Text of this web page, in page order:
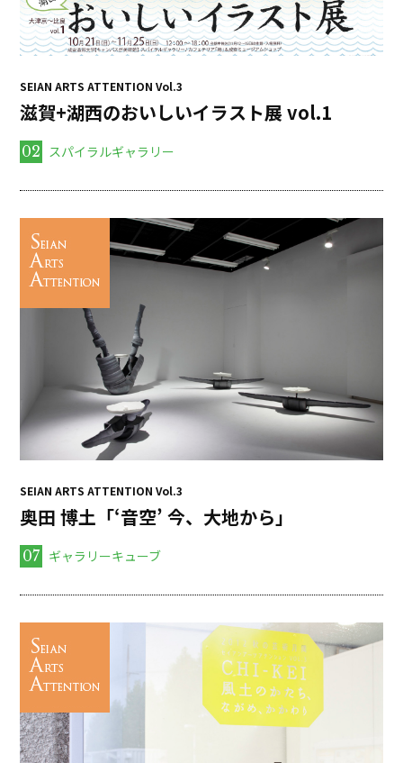
SEIAN ARTS ATTENTION Vol.3
滋賀+湖西のおいしいイラスト展 vol.1
02 スパイラルギャラリー
SEIAN ARTS ATTENTION Vol.3
奥田 博土「‘音空’ 今、大地から」
07 ギャラリーキューブ